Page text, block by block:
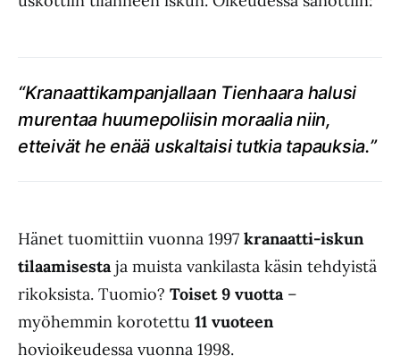
“Kranaattikampanjallaan Tienhaara halusi
murentaa huumepoliisin moraalia niin,
etteivät he enää uskaltaisi tutkia tapauksia.”
Hänet tuomittiin vuonna 1997 kranaatti-iskun
tilaamisestaja muista vankilasta käsin tehdyistä
rikoksista. Tuomio? Toiset 9 vuotta–
myöhemmin korotettu 11 vuoteen
hovioikeudessa vuonna 1998.